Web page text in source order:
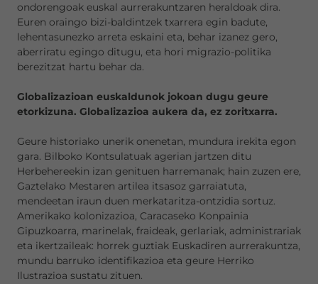
ondorengoak euskal aurrerakuntzaren heraldoak dira.
Euren oraingo bizi-baldintzek txarrera egin badute,
lehentasunezko arreta eskaini eta, behar izanez gero,
aberriratu egingo ditugu, eta hori migrazio-politika
berezitzat hartu behar da.
Globalizazioan euskaldunok jokoan dugu geure
etorkizuna. Globalizazioa aukera da, ez zoritxarra.
Geure historiako unerik onenetan, mundura irekita egon
gara. Bilboko Kontsulatuak agerian jartzen ditu
Herbehereekin izan genituen harremanak; hain zuzen ere,
Gaztelako Mestaren artilea itsasoz garraiatuta,
mendeetan iraun duen merkataritza-ontzidia sortuz.
Amerikako kolonizazioa, Caracaseko Konpainia
Gipuzkoarra, marinelak, fraideak, gerlariak, administrariak
eta ikertzaileak: horrek guztiak Euskadiren aurrerakuntza,
mundu barruko identifikazioa eta geure Herriko
Ilustrazioa sustatu zituen.